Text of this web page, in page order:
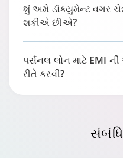
શું અમે ડૉક્યુમેન્ટ વગર
શકીએ છીએ?
પર્સનલ લોન માટે EMI
રીતે કરવી?